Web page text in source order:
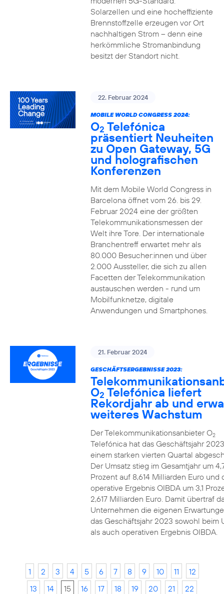
Solarzellen und eine hocheffiziente
Brennstoffzelle erzeugen vor Ort
nachhaltigen Strom – denn eine
herkömmliche Stromanbindung
besitzt der Standort nicht.
22. Februar 2024
MOBILE WORLD CONGRESS 2024:
O2 Telefónica
präsentiert Neuheiten
zu Open Gateway, 5G
und holografischen
Konferenzen
Mit dem Mobile World Congress in
Barcelona öffnet vom 26. bis 29.
Februar 2024 eine der größten
Telekommunikationsmessen der
Welt ihre Tore. Der internationale
Branchentreff erwartet mehr als
80.000 Besucher:innen und über
2.000 Aussteller, die sich zu allen
Facetten der Telekommunikation
austauschen werden - rund um
Mobilfunknetze, digitale
Anwendungen und Smartphones.
21. Februar 2024
GESCHÄFTSERGEBNISSE 2023:
O2 Telefónica liefert
Rekordjahr ab und
weiteres Wachstum
Der Telekommunikationsanbieter O2
Telefónica hat das Geschäftsjahr
einem starken vierten Quartal
Der Umsatz stieg im Gesamtjahr um
Prozent auf 8,614 Milliarden Euro und
operative Ergebnis OIBDA um 3,1
2,617 Milliarden Euro. Damit übertraf
Unternehmen die eigenen
das Geschäftsjahr 2023 sowohl beim
als auch operativen Ergebnis OIBDA.
1 2 3 4 5 6 7 8 9 10 11
12
13
14 15 16 17 18 19 20 21
22